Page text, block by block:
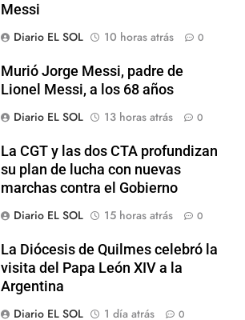
Messi
Diario EL SOL
10 horas atrás 0
Murió Jorge Messi, padre de
Lionel Messi, a los 68 años
Diario EL SOL
13 horas atrás 0
La CGT y las dos CTA profundizan
su plan de lucha con nuevas
marchas contra el Gobierno
Diario EL SOL
15 horas atrás 0
La Diócesis de Quilmes celebró la
visita del Papa León XIV a la
Argentina
Diario EL SOL
1 día atrás 0